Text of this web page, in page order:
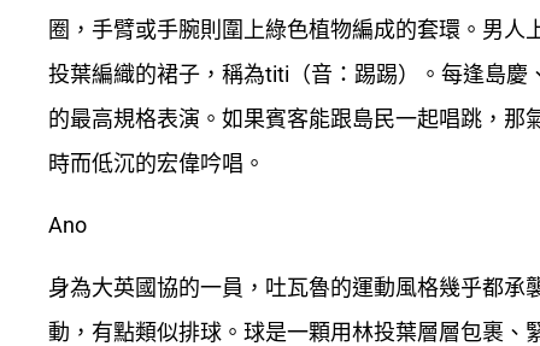
圈，手臂或手腕則圍上綠色植物編成的套環。男
投葉編織的裙子，稱為titi（音：踢踢）。每逢島
的最高規格表演。如果賓客能跟島民一起唱跳，
時而低沉的宏偉吟唱。
Ano
身為大英國協的一員，吐瓦魯的運動風格幾乎都
動，有點類似排球。球是一顆用林投葉層層包裹